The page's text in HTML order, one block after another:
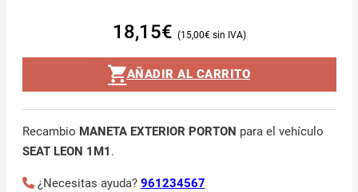
18,15€ 15,00€
AÑADIR AL CARRITO
Recambio MANETA EXTERIOR PORTON para el vehículo
SEAT LEON 1M1 .
¿Necesitas ayuda? 961234567